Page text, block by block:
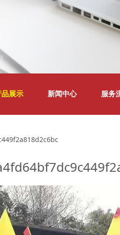
品展示 新闻中心 服务